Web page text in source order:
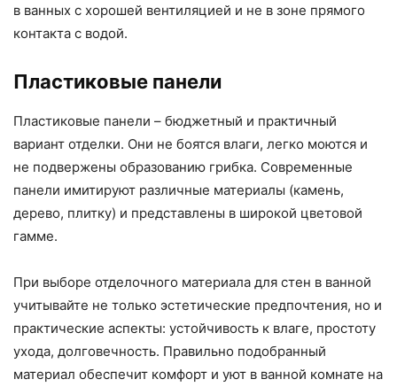
в ванных с хорошей вентиляцией и не в зоне прямого
контакта с водой.
Пластиковые панели
Пластиковые панели – бюджетный и практичный
вариант отделки. Они не боятся влаги, легко моются и
не подвержены образованию грибка. Современные
панели имитируют различные материалы (камень,
дерево, плитку) и представлены в широкой цветовой
гамме.
При выборе отделочного материала для стен в ванной
учитывайте не только эстетические предпочтения, но и
практические аспекты: устойчивость к влаге, простоту
ухода, долговечность. Правильно подобранный
материал обеспечит комфорт и уют в ванной комнате на